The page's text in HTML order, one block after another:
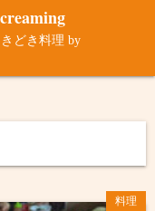
どき料理 by
料理